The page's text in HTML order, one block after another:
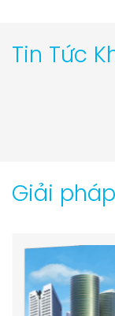
Tin Tức
Giải